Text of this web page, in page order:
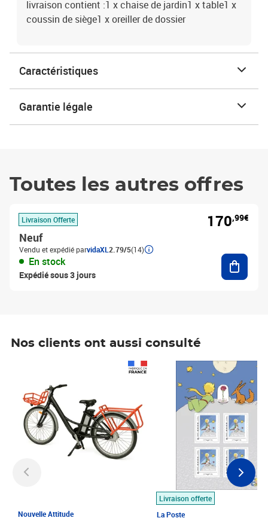
livraison contient :1 x chaise de jardin1 x table1 x
coussin de siège1 x oreiller de dossier
Caractéristiques
Garantie légale
Toutes les autres offres
Livraison Offerte
Neuf
Vendu et expédié parvidaXL 2.79/5(14)
En stock
Expédié sous 3 jours
170,99€
Nos clients ont aussi consulté
Nouvelle Attitude
Livraison offerte
La Poste
Prix 7,50€